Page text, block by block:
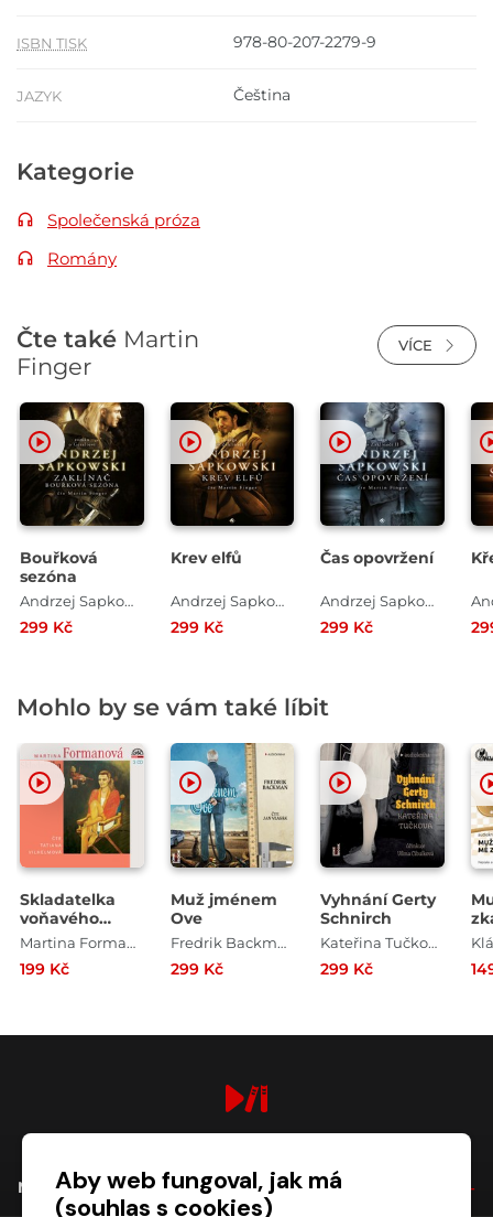
ISBN TISK 978-80-207-2279-9
JAZYK Čeština
Kategorie
Společenská próza
Romány
Čte také Martin
Finger
VÍCE
Bouřková
sezóna
Andrzej Sapkowski
299 Kč
Krev elfů
Andrzej Sapkowski
299 Kč
Čas opovržení
Andrzej Sapkowski
299 Kč
Mohlo by se vám také líbit
Skladatelka
voňavého
prádla
Martina Formanová
199 Kč
Muž jménem
Ove
Fredrik Backman
299 Kč
Vyhnání Gerty
Schnirch
Kateřina Tučková
299 Kč
NÁKUPAby web fungoval, jak má
(souhlas s cookies)